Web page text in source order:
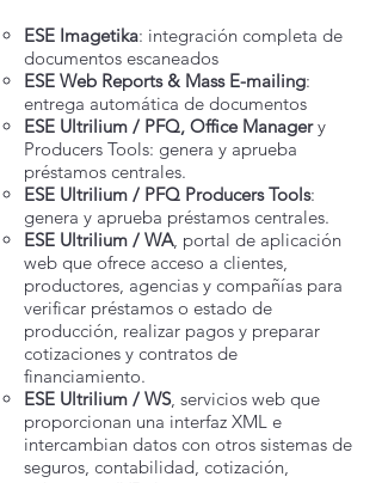
ESE Imagetika: integración completa de
documentos escaneados
ESE Web Reports & Mass E-mailing:
entrega automática de documentos
ESE Ultrilium / PFQ, Office Managery
Producers Tools: genera y aprueba
préstamos centrales.
ESE Ultrilium / PFQ Producers Tools:
genera y aprueba préstamos centrales.
ESE Ultrilium / WA, portal de aplicación
web que ofrece acceso a clientes,
productores, agencias y compañías para
verificar préstamos o estado de
producción, realizar pagos y preparar
cotizaciones y contratos de
financiamiento.
ESE Ultrilium / WS, servicios web que
proporcionan una interfaz XML e
intercambian datos con otros sistemas de
seguros, contabilidad, cotización,